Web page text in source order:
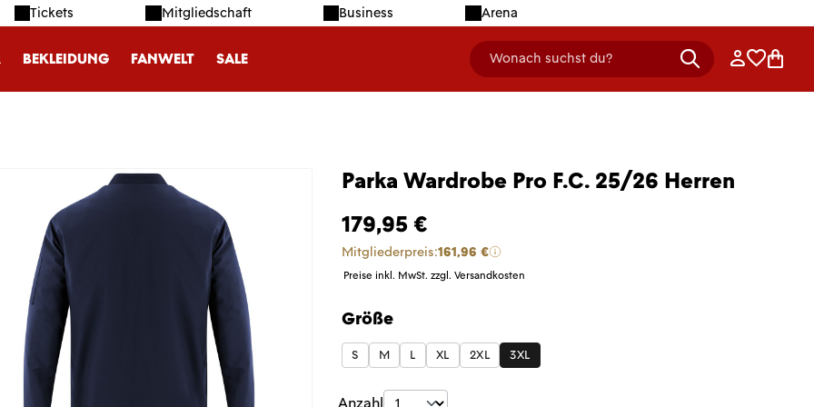
Tickets Mitgliedschaft Business Arena
BEKLEIDUNG FANWELT SALE Wonach suchst du?
header.searchDescription Anmelden
Parka Wardrobe Pro F.C. 25/26 Herren
179,95 €
Mitgliederpreis:161,96 €
Preise inkl. MwSt. zzgl. Versandkosten
Größe
auswählen
S M L XL 2XL 3XL
Anzahl